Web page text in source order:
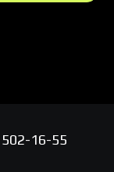
16-55